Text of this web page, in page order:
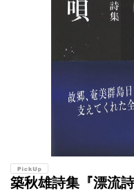
築秋雄詩集『漂流